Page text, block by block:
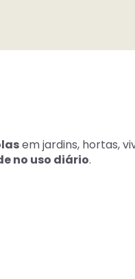
em jardins, hortas,
no uso diário.